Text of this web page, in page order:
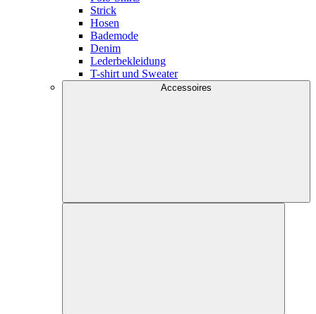
Strick
Hosen
Bademode
Denim
Lederbekleidung
T-shirt und Sweater
Accessoires